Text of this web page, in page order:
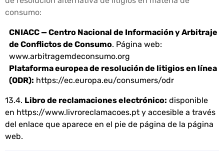
consumo:
CNIACC — Centro Nacional de Información y Arbitraje
de Conflictos de Consumo. Página web:
www.arbitragemdeconsumo.org
Plataforma europea de resolución de litigios en línea
(ODR): https://ec.europa.eu/consumers/odr
13.4. Libro de reclamaciones electrónico: disponible
en https://www.livroreclamacoes.pt y accesible a través
del enlace que aparece en el pie de página de la página
web.